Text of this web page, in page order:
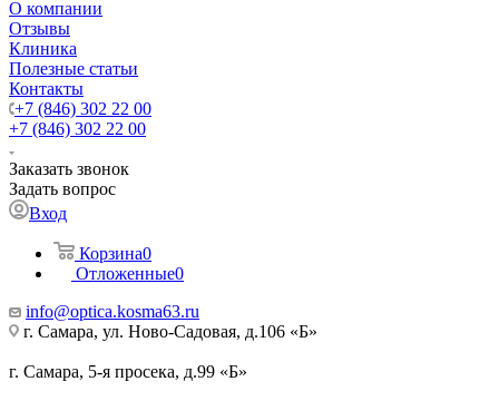
О компании
Отзывы
Клиника
Полезные статьи
Контакты
+7 (846) 302 22 00
+7 (846) 302 22 00
Заказать звонок
Задать вопрос
Вход
Корзина0
Отложенные0
info@optica.kosma63.ru
г. Самара, ул. Ново-Садовая, д.106 «Б»
г. Самара, 5-я просека, д.99 «Б»